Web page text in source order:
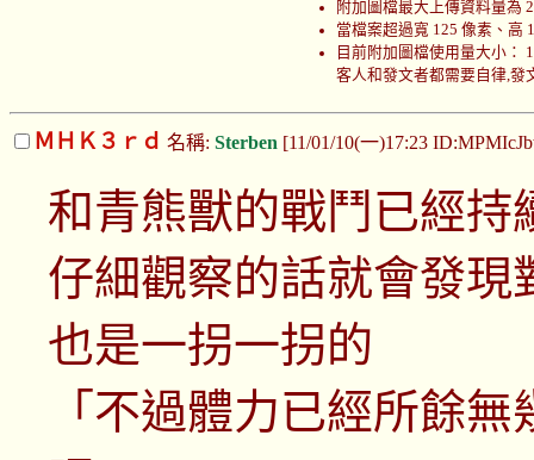
附加圖檔最大上傳資料量為
當檔案超過寬 125 像素、高
目前附加圖檔使用量大小：
客人和發文者都需要自律,發
ＭＨＫ３ｒｄ 名稱: Sterben [11/01/10(一)17:23
和青熊獸的戰鬥已經持
仔細觀察的話就會發現
也是一拐一拐的
「不過體力已經所餘